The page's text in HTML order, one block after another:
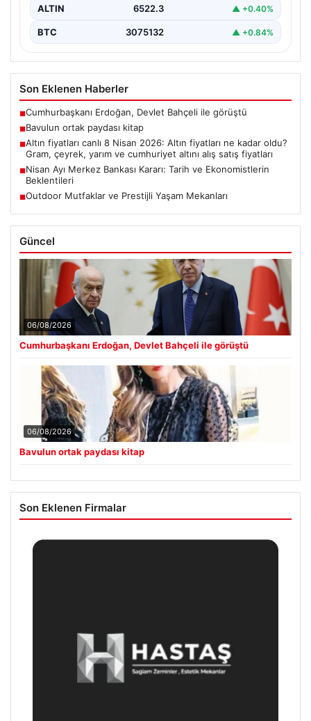
ALTIN 6522.3 ▲ +0.40%
BTC 3075132 ▲ +0.84%
Son Eklenen Haberler
■Cumhurbaşkanı Erdoğan, Devlet Bahçeli ile görüştü
■Bavulun ortak paydası kitap
■Altın fiyatları canlı 8 Nisan 2026: Altın fiyatları ne kadar oldu?
Gram, çeyrek, yarım ve cumhuriyet altını alış satış fiyatları
■Nisan Ayı Merkez Bankası Kararı: Tarih ve Ekonomistlerin
Beklentileri
■Outdoor Mutfaklar ve Prestijli Yaşam Mekanları
Güncel
06/08/2026
Cumhurbaşkanı Erdoğan, Devlet Bahçeli ile görüştü
06/08/2026
Bavulun ortak paydası kitap
Son Eklenen Firmalar